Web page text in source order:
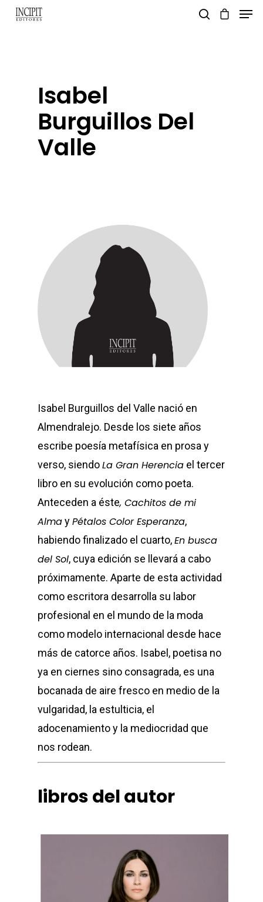
Isabel
Burguillos Del
Valle
Isabel Burguillos del Valle nació en
Almendralejo. Desde los siete años
escribe poesía metafísica en prosa y
verso, siendoLa Gran Herencia el tercer
libro en su evolución como poeta.
Anteceden a éste, Cachitos de mi
AlmayPétalos Color Esperanza,
habiendo finalizado el cuarto,En busca
del Sol, cuya edición se llevará a cabo
próximamente. Aparte de esta actividad
como escritora desarrolla su labor
profesional en el mundo de la moda
como modelo internacional desde hace
más de catorce años. Isabel, poetisa no
ya en ciernes sino consagrada, es una
bocanada de aire fresco en medio de la
vulgaridad, la estulticia, el
adocenamiento y la mediocridad que
nos rodean.
libros del autor